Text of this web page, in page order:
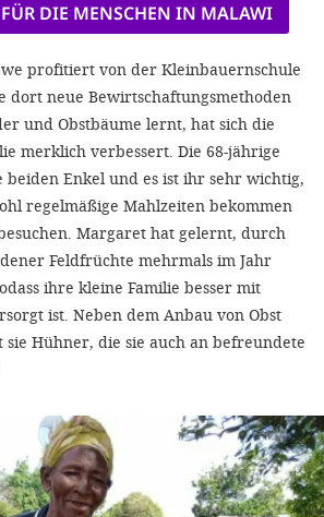
DIE MENSCHEN IN MALAWI
profitiert von der Kleinbauernschule
dort neue Bewirtschaftungsmethoden
und Obstbäume lernt, hat sich die
merklich verbessert. Die 68-jährige
Enkel und es ist ihr sehr wichtig,
regelmäßige Mahlzeiten bekommen
Margaret hat gelernt, durch
Feldfrüchte mehrmals im Jahr
ihre kleine Familie besser mit
ist. Neben dem Anbau von Obst
sie Hühner, die sie auch an befreundete